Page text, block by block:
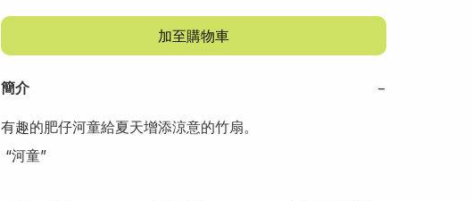
加至購物車
簡介 −
有趣的肥仔河童給夏天增添涼意的竹扇。